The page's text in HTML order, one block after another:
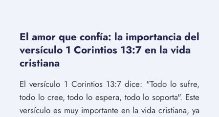
El amor que confía: la importancia del
versículo 1 Corintios 13:7 en la vida
cristiana
El versículo 1 Corintios 13:7 dice: "Todo lo sufre,
todo lo cree, todo lo espera, todo lo soporta". Este
versículo es muy importante en la vida cristiana, ya